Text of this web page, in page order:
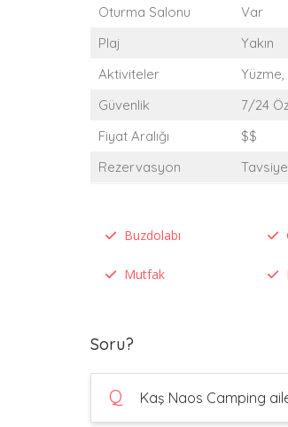
Oturma Salonu
Var
Plaj
Yakın
Aktiviteler
Güvenlik
7/24
Fiyat Aralığı
$$
Rezervasyon
Buzdolabı
Mutfak
Soru?
Q Kaş Naos Camping